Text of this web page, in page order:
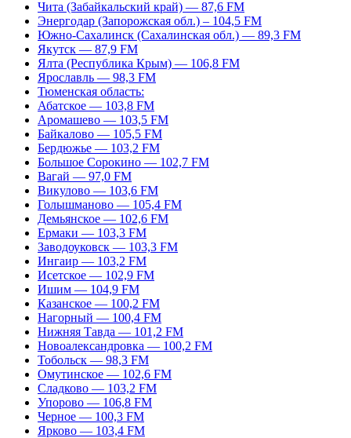
Чита (Забайкальский край) — 87,6 FM
Энергодар (Запорожская обл.) – 104,5 FM
Южно-Сахалинск (Сахалинская обл.) — 89,3 FM
Якутск — 87,9 FM
Ялта (Республика Крым) — 106,8 FM
Ярославль — 98,3 FM
Тюменская область:
Абатское — 103,8 FM
Аромашево — 103,5 FM
Байкалово — 105,5 FM
Бердюжье — 103,2 FM
Большое Сорокино — 102,7 FM
Вагай — 97,0 FM
Викулово — 103,6 FM
Голышманово — 105,4 FM
Демьянское — 102,6 FM
Ермаки — 103,3 FM
Заводоуковск — 103,3 FM
Ингаир — 103,2 FM
Исетское — 102,9 FM
Ишим — 104,9 FM
Казанское — 100,2 FM
Нагорный — 100,4 FM
Нижняя Тавда — 101,2 FM
Новоалександровка — 100,2 FM
Тобольск — 98,3 FM
Омутинское — 102,6 FM
Сладково — 103,2 FM
Упорово — 106,8 FM
Черное — 100,3 FM
Ярково — 103,4 FM